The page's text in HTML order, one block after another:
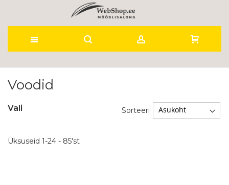
to
Voodid
Üksuseid 1-24 - 85'st
Sorteeri
Vali